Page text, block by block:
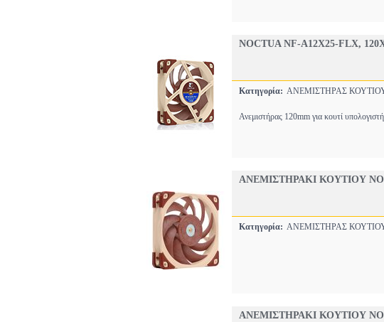
NOCTUA NF-A12X25-FLX,
Κατηγορία: ΑΝΕΜΙΣΤΗΡΑΣ
Ανεμιστήρας 120mm για κουτί
ΑΝΕΜΙΣΤΗΡΑΚΙ ΚΟΥΤΙΟΥ
Κατηγορία: ΑΝΕΜΙΣΤΗΡΑΣ
ΑΝΕΜΙΣΤΗΡΑΚΙ ΚΟΥΤΙΟΥ